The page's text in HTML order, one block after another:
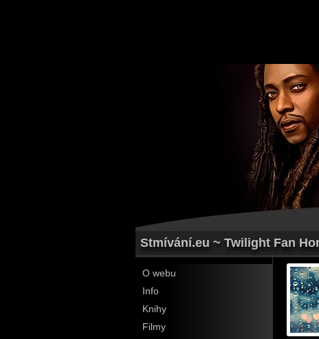
Stmívání.eu ~ Twilight Fan
O webu
Info
Knihy
Filmy